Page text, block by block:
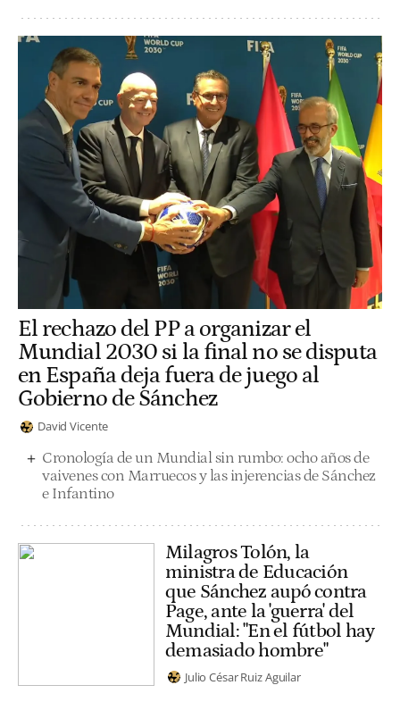
El rechazo del PP a organizar el
Mundial 2030 si la final no se disputa
en España deja fuera de juego al
Gobierno de Sánchez
David Vicente
Cronología de un Mundial sin rumbo: ocho años de
vaivenes con Marruecos y las injerencias de Sánchez
e Infantino
Milagros Tolón, la
ministra de Educación
que Sánchez aupó contra
Page, ante la 'guerra' del
Mundial: "En el fútbol hay
demasiado hombre"
Julio César Ruiz Aguilar